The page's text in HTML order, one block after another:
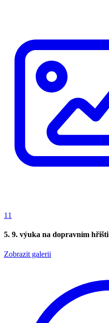
11
5. 9. výuka na dopravním hřišti
Zobrazit galerii